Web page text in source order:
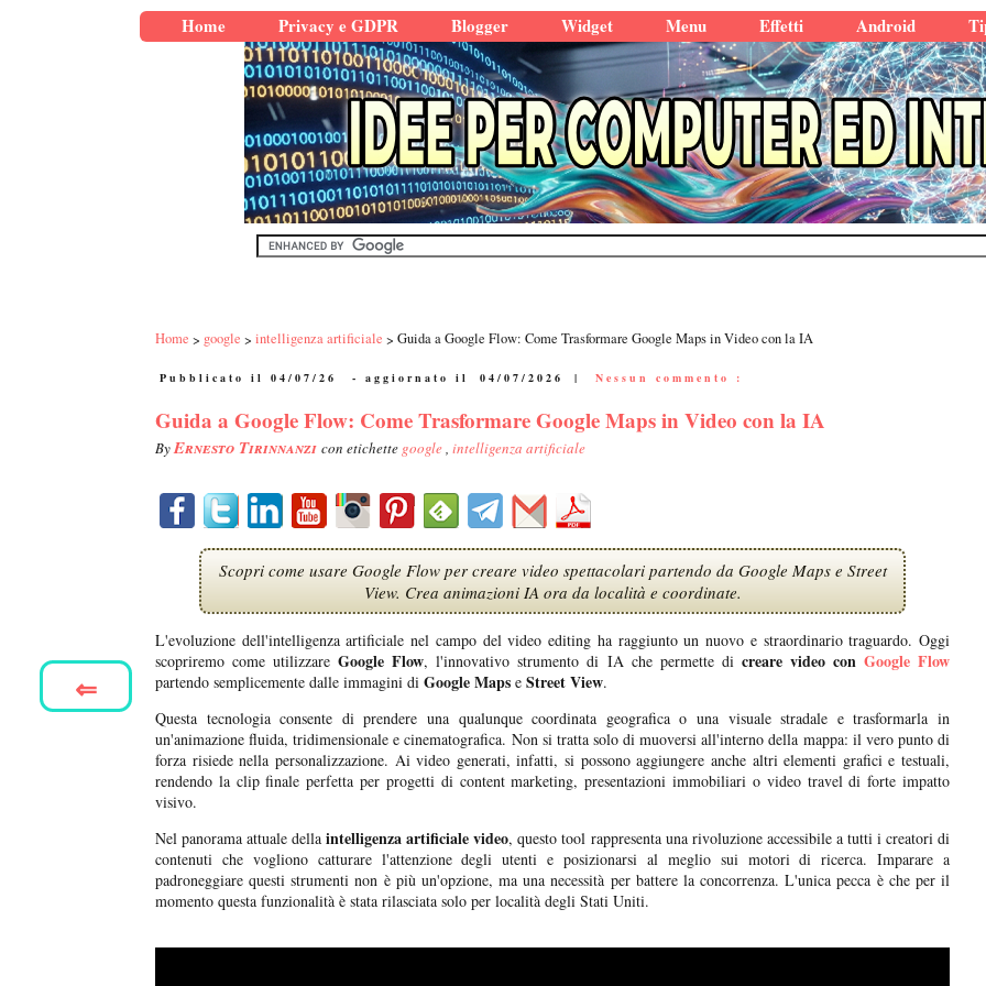
Home Privacy e GDPR Blogger Widget Menu Effetti Android
Home google intelligenza artificiale Guida a Google Flow: Come Trasformare Google Maps in Video con la IA
Pubblicato il 04/07/26 - aggiornato il 04/07/2026 | Nessun commento :
Guida a Google Flow: Come Trasformare Google Maps in Video con la IA
ByErnesto Tirinnanzi con etichette google, intelligenza artificiale
Scopri come usare Google Flow per creare video spettacolari partendo da Google Maps e Street
View. Crea animazioni IA ora da località e coordinate.
L'evoluzione dell'intelligenza artificiale nel campo del video editing ha raggiunto un nuovo e straordinario traguardo. Oggi
scopriremo come utilizzareGoogle Flow, l'innovativo strumento di IA che permette di creare video con Google Flow
partendo semplicemente dalle immagini di Google Maps e Street View.
Questa tecnologia consente di prendere una qualunque coordinata geografica o una visuale stradale e trasformarla in
un'animazione fluida, tridimensionale e cinematografica. Non si tratta solo di muoversi all'interno della mappa: il vero punto di
forza risiede nella personalizzazione. Ai video generati, infatti, si possono aggiungere anche altri elementi grafici e testuali,
rendendo la clip finale perfetta per progetti di content marketing, presentazioni immobiliari o video travel di forte impatto
visivo.
Nel panorama attuale dellaintelligenza artificiale video, questo tool rappresenta una rivoluzione accessibile a tutti i creatori di
contenuti che vogliono catturare l'attenzione degli utenti e posizionarsi al meglio sui motori di ricerca. Imparare a
padroneggiare questi strumenti non è più un'opzione, ma una necessità per battere la concorrenza. L'unica pecca è che per il
momento questa funzionalità è stata rilasciata solo per località degli Stati Uniti.
⇐